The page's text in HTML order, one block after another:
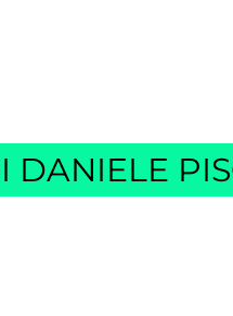
DANIELE